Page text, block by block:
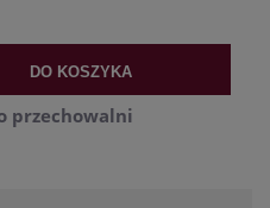
DO KOSZYKA
przechowalni